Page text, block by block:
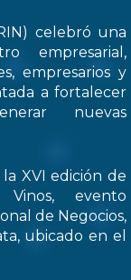
celebró una
empresarial,
empresarios y
a fortalecer
nuevas
XVI edición de
evento
de Negocios,
ubicado en el